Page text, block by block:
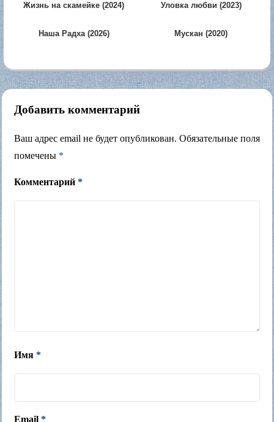
Жизнь на скамейке (2024)
Уловка любви (2023)
Наша Радха (2026) Мускан (2020)
Добавить комментарий
Ваш адрес email не будет опубликован. Обязательные поля
помечены *
Комментарий *
Имя *
Email *